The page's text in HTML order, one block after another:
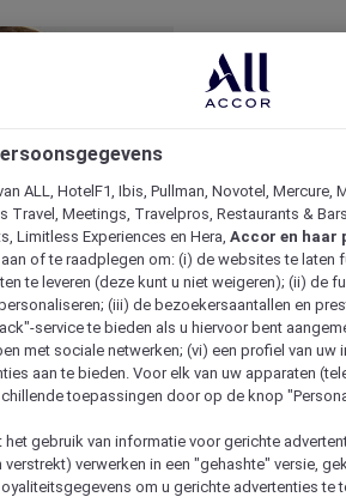
ALL, HotelF1, Ibis, Pullman, Novotel, Mercure,
Travel, Meetings, Travelpros, Restaurants &
Limitless Experiences en Hera, Accor en haar
of te raadplegen om: (i) de websites te laten
te leveren (deze kunt u niet weigeren); (ii) de
(iii) de bezoekersaantallen en
service te bieden als u hiervoor bent
met sociale netwerken; (vi) een profiel van uw
aan te bieden. Voor elk van uw apparaten
toepassingen door op de knop
het gebruik van informatie voor gerichte
verstrekt) verwerken in een "gehashte" versie,
om u gerichte advertenties te